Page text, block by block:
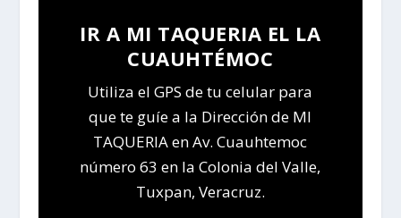
IR A MI TAQUERIA EL LA
CUAUHTÉMOC
Utiliza el GPS de tu celular para
que te guíe a la Dirección de MI
TAQUERIA en Av. Cuauhtemoc
número 63 en la Colonia del Valle,
Tuxpan, Veracruz.